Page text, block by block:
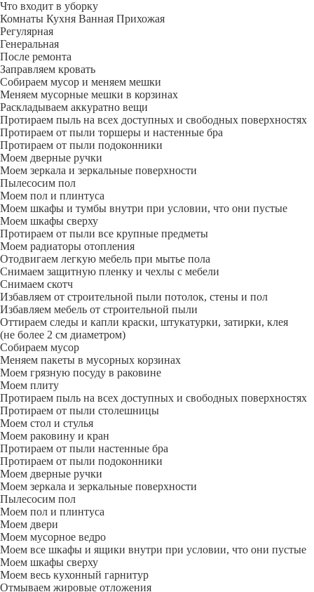
Что входит в уборку
Регу­лярная
Гене­ральная
После ремонта
Заправляем кровать
Собираем мусор и меняем мешки
Меняем мусорные мешки в корзинах
Раскладываем аккуратно вещи
Протираем пыль на всех доступных и свободных поверхностях
Протираем от пыли торшеры и настенные бра
Протираем от пыли подоконники
Моем дверные ручки
Моем зеркала и зеркальные поверхности
Пылесосим пол
Моем пол и плинтуса
Моем шкафы и тумбы внутри при условии, что они пустые
Моем шкафы сверху
Протираем от пыли все крупные предметы
Моем радиаторы отопления
Отодвигаем легкую мебель при мытье пола
Снимаем защитную пленку и чехлы с мебели
Снимаем скотч
Избавляем от строительной пыли потолок, стены и пол
Избавляем мебель от строительной пыли
Оттираем следы и капли краски, штукатурки, затирки, клея
(не более 2 см диаметром)
Собираем мусор
Меняем пакеты в мусорных корзинах
Моем грязную посуду в раковине
Моем плиту
Протираем пыль на всех доступных и свободных поверхностях
Протираем от пыли столешницы
Моем стол и стулья
Моем раковину и кран
Протираем от пыли настенные бра
Протираем от пыли подоконники
Моем дверные ручки
Моем зеркала и зеркальные поверхности
Пылесосим пол
Моем пол и плинтуса
Моем двери
Моем мусорное ведро
Моем все шкафы и ящики внутри при условии, что они пустые
Моем шкафы сверху
Моем весь кухонный гарнитур
Отмываем жировые отложения